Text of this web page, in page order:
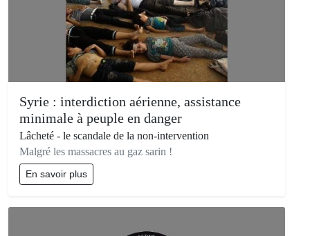
Syrie : interdiction aérienne, assistance
minimale à peuple en danger
Lâcheté - le scandale de la non-intervention
Malgré les massacres au gaz sarin !
En savoir plus